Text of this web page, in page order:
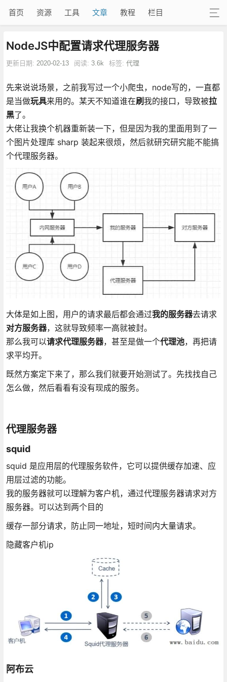
首页 资源 工具 文章 教程 栏目
NodeJS中配置请求代理服务器
更新日期: 2020-02-13 阅读: 3.6k 标签: 代理
先来说说场景，之前我写过一个小爬虫，node写的，一直都
是当做玩具来用的。某天不知道谁在刷我的接口，导致被拉
黑了。
大佬让我换个机器重新装一下，但是因为我的里面用到了一
个图片处理库 sharp 装起来很烦，然后就研究研究能不能搞
个代理服务器。
大体是如上图，用户的请求最后都会通过我的服务器去请求
对方服务器，这就导致频率一高就被封。
那么我可以请求代理服务器，甚至是做一个代理池，再把请
求平均开。
既然方案定下来了，那么我们就要开始测试了。先找找自己
怎么做，然后看看有没有现成的服务。
代理服务器
squid
squid 是应用层的代理服务软件，它可以提供缓存加速、应
用层过滤的功能。
我的服务器就可以理解为客户机，通过代理服务器请求对方
服务器。可以达到两个目的
缓存一部分请求，防止同一地址，短时间内大量请求。
隐藏客户机ip
阿布云